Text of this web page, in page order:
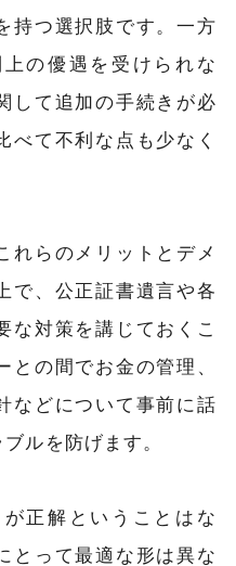
持つ選択肢です。一方
の優遇を受けられな
して追加の手続きが必
べて不利な点も少なく
れらのメリットとデメ
で、公正証書遺言や各
な対策を講じておくこ
との間でお金の管理、
などについて事前に話
ルを防げます。
正解ということはな
とって最適な形は異な